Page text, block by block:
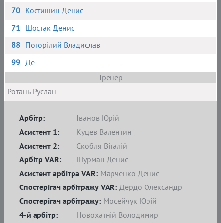
70 Костишин Денис
71 Шостак Денис
88 Погорілий Владислав
99 Де
Тренер
Ротань Руслан
Арбітр:
Іванов Юрій
Асистент 1:
Куцев Валентин
Асистент 2:
Скобля Віталій
4-й арбітр:
Новохатній Володимир
Спостерігач арбітражу: Мосейчук Юрій
Арбітр VAR:
Шурман Денис
Асистент арбітра VAR: Марченко Денис
Спостерігач арбітражу VAR: Дердо Олександр